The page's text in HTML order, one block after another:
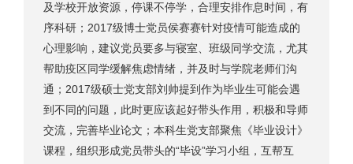
及学校开放资源，停课不停学，合理安排作息时间，有
序科研；2017级博士党员侯赛赛针对疫情可能造成的
心理影响，建议党员要多与寝室、班级同学交流，尤其
帮助疫区同学缓解焦虑情绪，并及时与学院老师们沟
通；2017级硕士党支部刘帅提到作为毕业生可能会遇
到不同的问题，此时更应该起好带头作用，积极和导师
交流，完善毕业论文；本科生党支部聚焦《毕业设计》
课程，组织形成党员带头的“毕设”学习小组，互帮互